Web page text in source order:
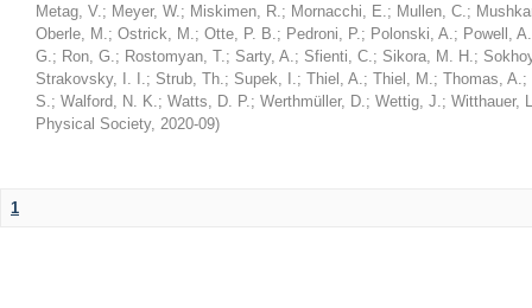
Metag, V.; Meyer, W.; Miskimen, R.; Mornacchi, E.; Mullen, C.;
Oberle, M.; Ostrick, M.; Otte, P. B.; Pedroni, P.; Polonski, A.; Powell, A.
G.; Ron, G.; Rostomyan, T.; Sarty, A.; Sfienti, C.; Sikora, M. H.;
Strakovsky, I. I.; Strub, Th.; Supek, I.; Thiel, A.; Thiel, M.; Thomas, A.;
S.; Walford, N. K.; Watts, D. P.; Werthmüller, D.; Wettig, J.; Witthauer,
Physical Society, 2020-09)
1